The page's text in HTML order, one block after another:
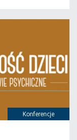
Konferencje